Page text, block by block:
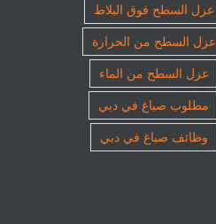
عزل السطح فوق البلاط
عزل السطح من الحرارة
عزل السطح من الماء
مطلوب صباغ في دبي
وظائف صباغ في دبي